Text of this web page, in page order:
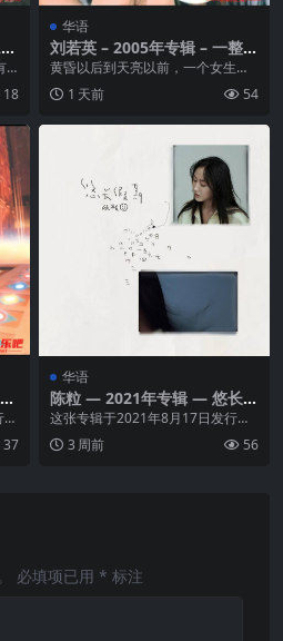
18
华语
刘若英 – 2005年专辑 – 一整夜
Flac
黄昏以后到天亮以前，一个女生在
想什么，做什么？她口中念念有
词、心中反反复复想着的...
1 天前 54
37
华语
陈粒 — 2021年专辑 — 悠长假
期 flac
这张专辑于2021年8月17日发行，
其音乐风格主要是流行音乐。专辑
的创作背景是表...
3 周前 56
必填项已用 * 标注